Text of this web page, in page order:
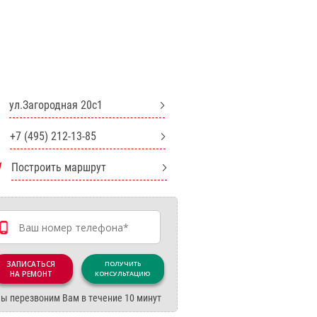
ул.Загородная 20с1
+7 (495) 212-13-85
Построить маршрут
ЗАПИСАТЬСЯ
НА РЕМОНТ
ПОЛУЧИТЬ
КОНСУЛЬТАЦИЮ
перезвоним Вам в течение 10 минут